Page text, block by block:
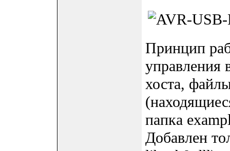
Принцип
управления
хоста,
папка
Добавлен